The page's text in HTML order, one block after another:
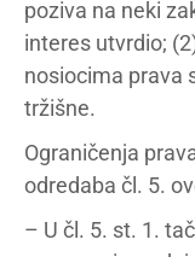
poziva na neki
interes utvrdio;
nosiocima prava
tržišne.
Ograničenja
odredaba čl. 5.
– U čl. 5. st. 1.